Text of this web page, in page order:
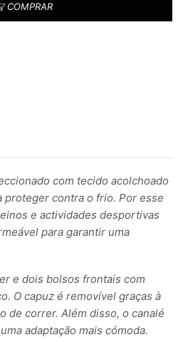
COMPRAR
com tecido acolchoado
contra o frio. Por esse
e actividades desportivas
para garantir uma
e dois bolsos frontais com
O capuz é removível graças à
de correr. Além disso, o canalé
adaptação mais cómoda.